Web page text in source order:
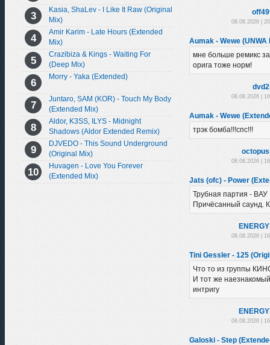
Kasia, ShaLev - I Like It Raw (Original
Mix)
Amir Karim - Late Hours (Extended
Mix)
Crazibiza & Kings - Waiting For
(Deep Mix)
Morry - Yaka (Extended)
Juntaro, SAM (KOR) - Touch My Body
(Extended Mix)
Aldor, K3SS, ILYS - Midnight
Shadows (Aldor Extended Remix)
DJVEDO - This Sound Underground
(Original Mix)
Huvagen - Love You Forever
(Extended Mix)
08.08.2026 |
Aumak - Wewe
мне больше ремикс
орига тоже норм!
08.08.2026 |
Aumak - Wewe
трэк бомба!!!спс!!!
08.08.2026 |
Jats (ofc) - Power
Трубная партия - ВАУ
Причёсанный саунд.
08.08.2026 |
Tini Gessler - 125
Что то из группы
И тот же
интригу
08.08.2026 |
Galoski - Step